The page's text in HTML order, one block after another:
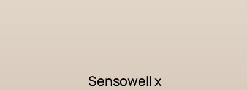
Sensowell x